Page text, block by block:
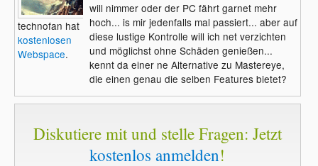
technofan hat
kostenlosen
Webspace.
will nimmer oder der PC fährt garnet mehr
hoch... is mir jedenfalls mal passiert... aber auf
diese lustige Kontrolle will ich net verzichten
und möglichst ohne Schäden genießen...
kennt da einer ne Alternative zu Mastereye,
die einen genau die selben Features bietet?
Diskutiere mit und stelle Fragen: Jetzt
kostenlos anmelden!